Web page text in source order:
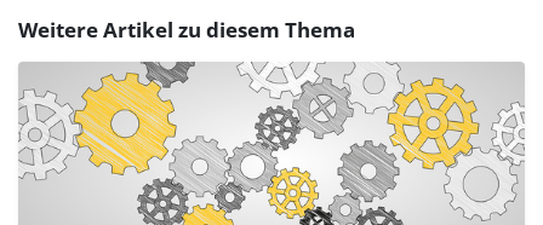
Weitere Artikel zu diesem Thema